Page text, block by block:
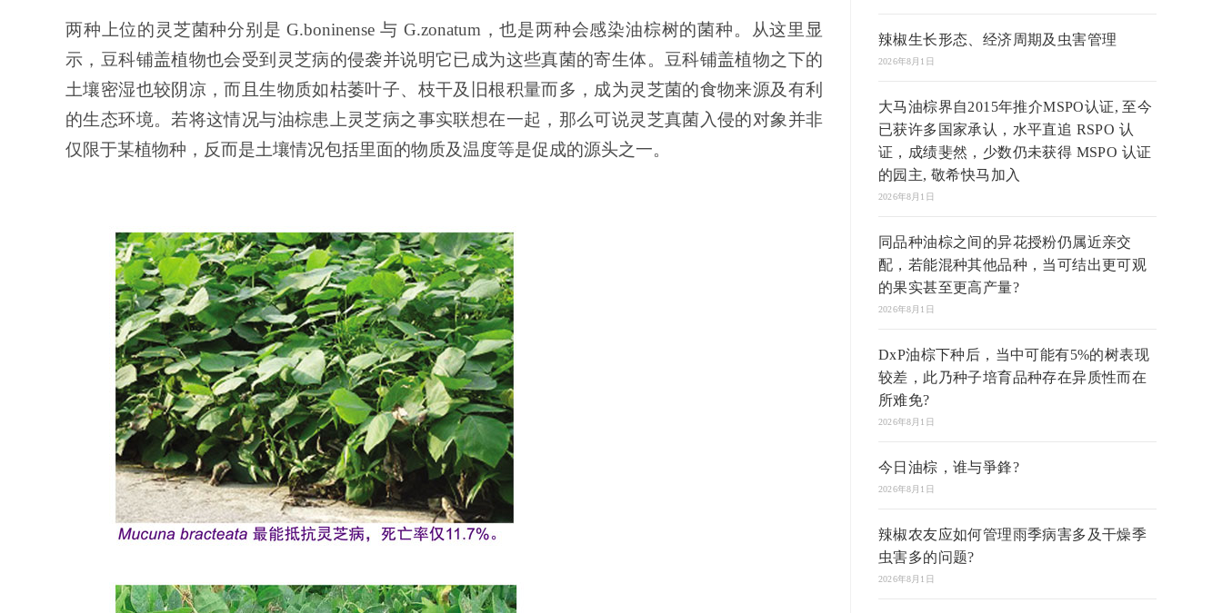
两种上位的灵芝菌种分别是 G.boninense 与 G.zonatum，也是两种会感染油棕树的菌种。从这里显
示，豆科铺盖植物也会受到灵芝病的侵袭并说明它已成为这些真菌的寄生体。豆科铺盖植物之下的
土壤密湿也较阴凉，而且生物质如枯萎叶子、枝干及旧根积量而多，成为灵芝菌的食物来源及有利
的生态环境。若将这情况与油棕患上灵芝病之事实联想在一起，那么可说灵芝真菌入侵的对象并非
仅限于某植物种，反而是土壤情况包括里面的物质及温度等是促成的源头之一。
辣椒生长形态、经济周期及虫害管理
2026年8月1日
大马油棕界自2015年推介MSPO认证, 至今
已获许多国家承认，水平直追 RSPO 认
证，成绩斐然，少数仍未获得 MSPO 认证
的园主, 敬希快马加入
2026年8月1日
同品种油棕之间的异花授粉仍属近亲交
配，若能混种其他品种，当可结出更可观
的果实甚至更高产量?
2026年8月1日
DxP油棕下种后，当中可能有5%的树表现
较差，此乃种子培育品种存在异质性而在
所难免?
2026年8月1日
今日油棕，谁与爭鋒?
2026年8月1日
辣椒农友应如何管理雨季病害多及干燥季
虫害多的问题?
2026年8月1日